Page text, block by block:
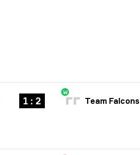
1 : 2
W
Team Falcons